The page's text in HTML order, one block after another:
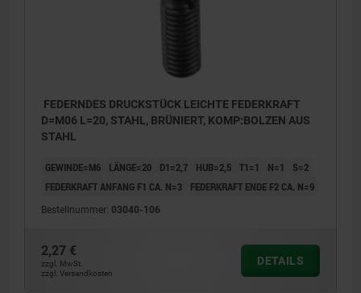
FEDERNDES DRUCKSTÜCK LEICHTE FEDERKRAFT
D=M06 L=20, STAHL, BRÜNIERT, KOMP:BOLZEN AUS
STAHL
GEWINDE=M6 LÄNGE=20 D1=2,7 HUB=2,5 T1=1 N=1
S=2
FEDERKRAFT ANFANG F1 CA. N=3
FEDERKRAFT ENDE F2 CA. N=9
Bestellnummer: 03040-106
2,27 €
zzgl. MwSt.
zzgl. Versandkosten
DETAILS